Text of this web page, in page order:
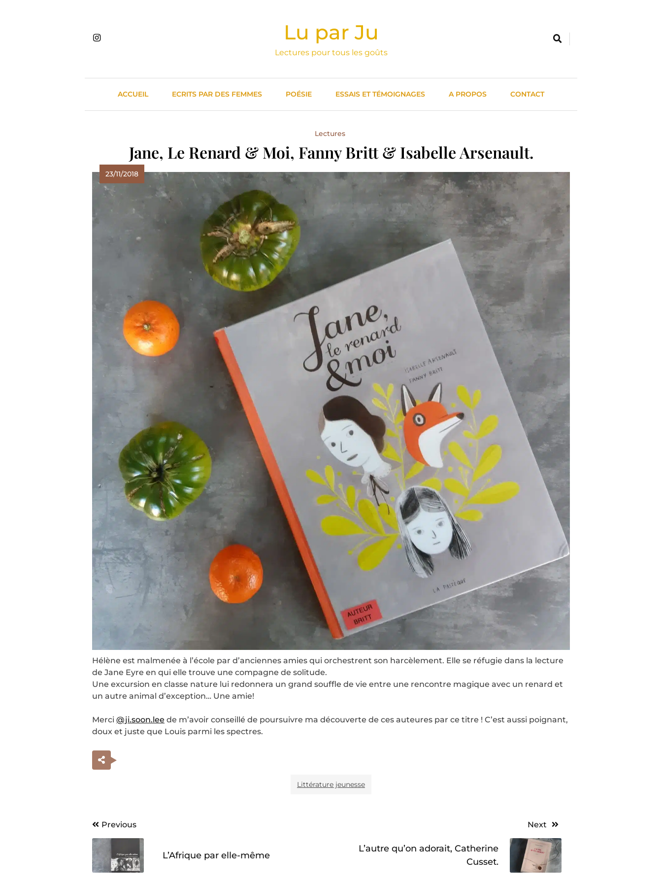
Lu par Ju
Lectures pour tous les goûts
ACCUEIL ECRITS PAR DES FEMMES POÉSIE ESSAIS ET TÉMOIGNAGES A PROPOS CONTACT
Lectures
Jane, Le Renard & Moi, Fanny Britt & Isabelle Arsenault.
23/11/2018
Hélène est malmenée à l’école par d’anciennes amies qui orchestrent son harcèlement. Elle se réfugie dans la lecture
de Jane Eyre en qui elle trouve une compagne de solitude.
Une excursion en classe nature lui redonnera un grand souffle de vie entre une rencontre magique avec un renard et
un autre animal d’exception… Une amie!
Merci @ji.soon.lee de m’avoir conseillé de poursuivre ma découverte de ces auteures par ce titre ! C’est aussi poignant,
doux et juste que Louis parmi les spectres.
Littérature jeunesse
Navigation
de
l’article
Previous
L’Afrique par elle-même
Next
L’autre qu’on adorait, Catherine
Cusset.